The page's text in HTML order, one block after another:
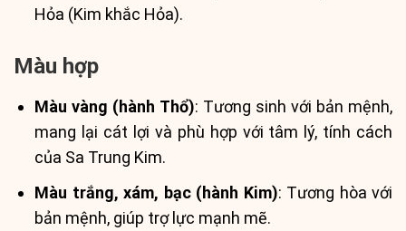
Hỏa (Kim khắc Hỏa).
Màu hợp
Màu vàng (hành Thổ): Tương sinh với bản mệnh,
mang lại cát lợi và phù hợp với tâm lý, tính cách
của Sa Trung Kim.
Màu trắng, xám, bạc (hành Kim): Tương hòa với
bản mệnh, giúp trợ lực mạnh mẽ.